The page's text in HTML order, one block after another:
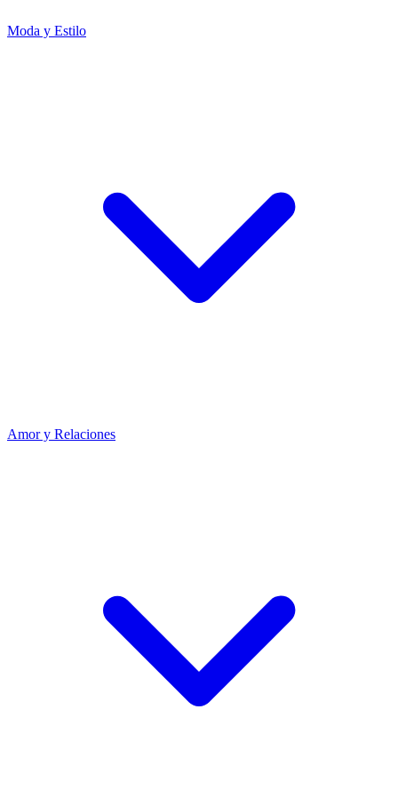
Moda y Estilo
Amor y Relaciones